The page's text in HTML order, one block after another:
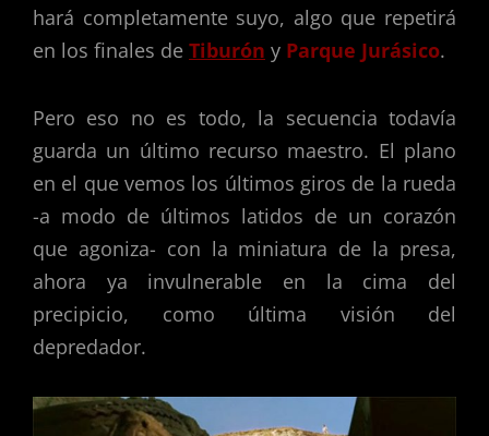
hará completamente suyo, algo que repetirá
en los finales de Tiburón y Parque Jurásico.
Pero eso no es todo, la secuencia todavía
guarda un último recurso maestro. El plano
en el que vemos los últimos giros de la rueda
-a modo de últimos latidos de un corazón
que agoniza- con la miniatura de la presa,
ahora ya invulnerable en la cima del
precipicio, como última visión del
depredador.